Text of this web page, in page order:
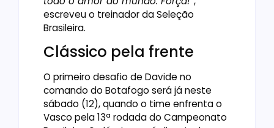
escreveu o treinador da Seleção
Brasileira.
Clássico pela frente
O primeiro desafio de Davide no
comando do Botafogo será já neste
sábado (12), quando o time enfrenta o
Vasco pela 13ª rodada do Campeonato